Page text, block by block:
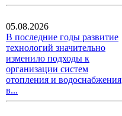
05.08.2026
В последние годы развитие
технологий значительно
изменило подходы к
организации систем
отопления и водоснабжения
в...